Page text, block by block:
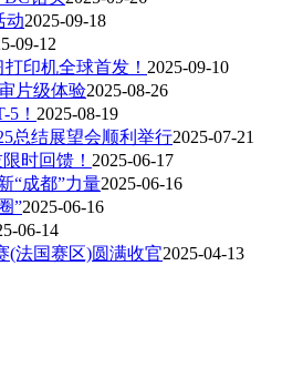
动2025-09-18
09-12
印机全球首发！ 2025-09-10
片级体验2025-08-26
！ 2025-08-19
总结展望会顺利举行2025-07-21
时回馈！ 2025-06-17
“成都”力量2025-06-16
”2025-06-16
06-14
(法国赛区)圆满收官2025-04-13